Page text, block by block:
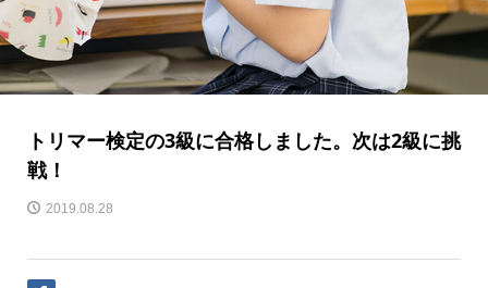
トリマー検定の3級に合格しました。次は2級に挑
戦！
2019.08.28